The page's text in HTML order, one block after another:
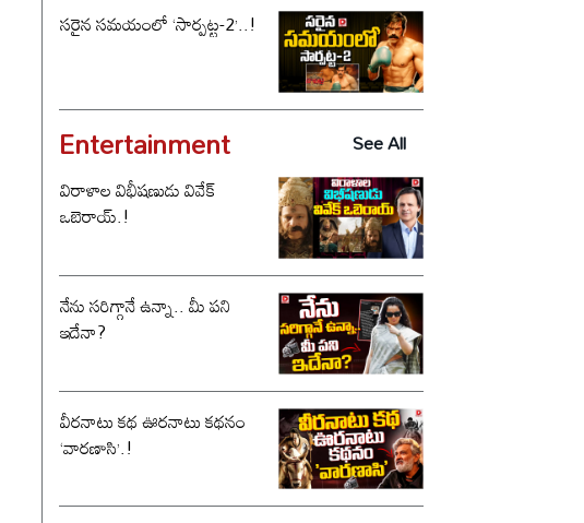
సరైన సమయంలో ‘సార్పట్ట-2’..!
Entertainment
See All
విరాళాల విభీషణుడు వివేక్
ఒబెరాయ్.!
నేను సరిగ్గానే ఉన్నా.. మీ పని
ఇదేనా?
వీరనాటు కథ ఊరనాటు కథనం
‘వారణాసి’.!